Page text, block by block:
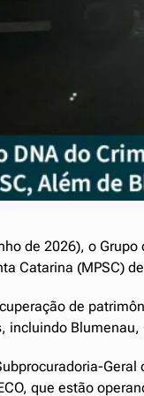
de 2026), o
Catarina (MPSC)
de
Blumenau,
que estão